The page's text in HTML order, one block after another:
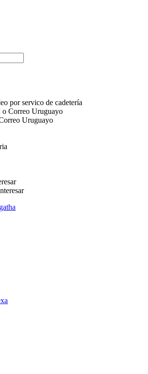
por servico de cadetería
Correo Uruguayo
Uruguayo